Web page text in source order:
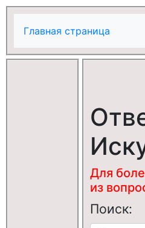
Главная страница
Для
из
Поиск: